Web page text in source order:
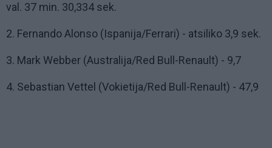
val. 37 min. 30,334 sek.
2. Fernando Alonso (Ispanija/Ferrari) - atsiliko 3,9 sek.
3. Mark Webber (Australija/Red Bull-Renault) - 9,7
4. Sebastian Vettel (Vokietija/Red Bull-Renault) - 47,9